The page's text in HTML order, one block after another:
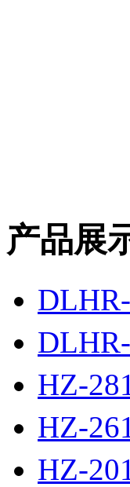
产品展
HZ-
HZ-
HZ-